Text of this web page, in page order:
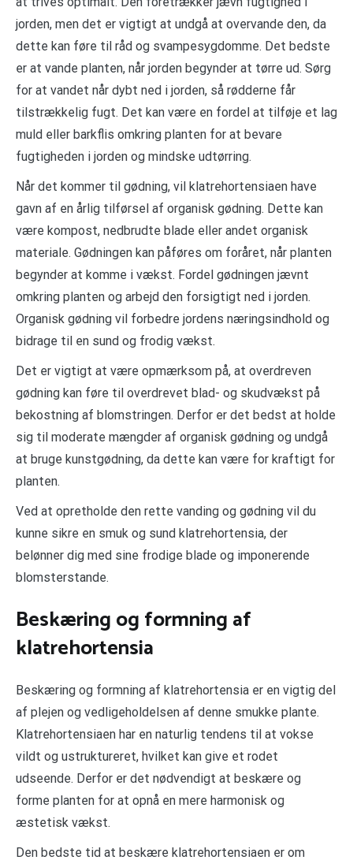
jorden, men det er vigtigt at undgå at overvande den, da
dette kan føre til råd og svampesygdomme. Det bedste
er at vande planten, når jorden begynder at tørre ud. Sørg
for at vandet når dybt ned i jorden, så rødderne får
tilstrækkelig fugt. Det kan være en fordel at tilføje et lag
muld eller barkflis omkring planten for at bevare
fugtigheden i jorden og mindske udtørring.
Når det kommer til gødning, vil klatrehortensiaen have
gavn af en årlig tilførsel af organisk gødning. Dette kan
være kompost, nedbrudte blade eller andet organisk
materiale. Gødningen kan påføres om foråret, når planten
begynder at komme i vækst. Fordel gødningen jævnt
omkring planten og arbejd den forsigtigt ned i jorden.
Organisk gødning vil forbedre jordens næringsindhold og
bidrage til en sund og frodig vækst.
Det er vigtigt at være opmærksom på, at overdreven
gødning kan føre til overdrevet blad- og skudvækst på
bekostning af blomstringen. Derfor er det bedst at holde
sig til moderate mængder af organisk gødning og undgå
at bruge kunstgødning, da dette kan være for kraftigt for
planten.
Ved at opretholde den rette vanding og gødning vil du
kunne sikre en smuk og sund klatrehortensia, der
belønner dig med sine frodige blade og imponerende
blomsterstande.
Beskæring og formning af
klatrehortensia
Beskæring og formning af klatrehortensia er en vigtig del
af plejen og vedligeholdelsen af denne smukke plante.
Klatrehortensiaen har en naturlig tendens til at vokse
vildt og ustruktureret, hvilket kan give et rodet
udseende. Derfor er det nødvendigt at beskære og
forme planten for at opnå en mere harmonisk og
æstetisk vækst.
Den bedste tid at beskære klatrehortensiaen er om